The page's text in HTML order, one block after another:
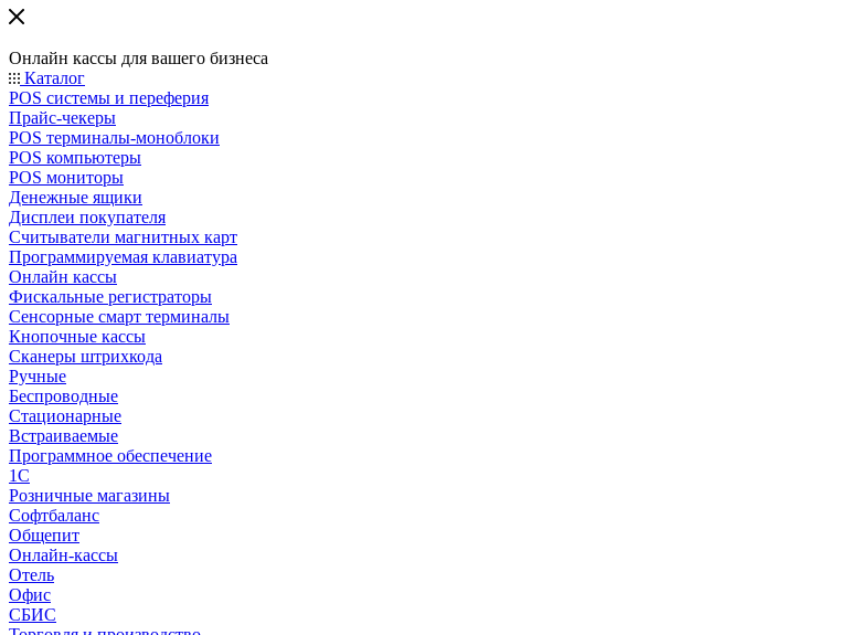
Онлайн кассы для вашего бизнеса
Каталог
POS системы и переферия
Прайс-чекеры
POS терминалы-моноблоки
POS компьютеры
POS мониторы
Денежные ящики
Дисплеи покупателя
Считыватели магнитных карт
Программируемая клавиатура
Онлайн кассы
Фискальные регистраторы
Сенсорные смарт терминалы
Кнопочные кассы
Сканеры штрихкода
Ручные
Беспроводные
Стационарные
Встраиваемые
Программное обеспечение
1С
Розничные магазины
Софтбаланс
Общепит
Онлайн-кассы
Отель
Офис
СБИС